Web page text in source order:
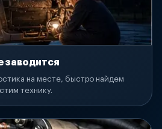
заводится
на месте, быстро найдем
технику.